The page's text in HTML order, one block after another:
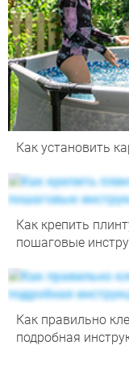
Как установить
Как крепить
пошаговые
Как правильно
подробная